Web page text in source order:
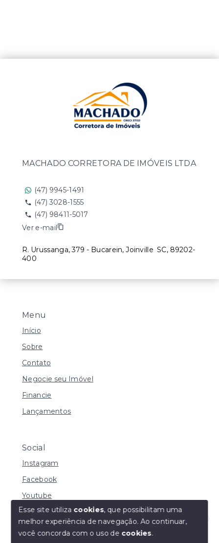
Olá! Estamos disponíveis para te ajudar.
Menu
Início
Sobre
Contato
Negocie seu Imóvel
Financie
Lançamentos
Social
Instagram
Facebook
Youtube
© Copyright 2026 - MACHADO CORRETORA DE
MACHADO CORRETORA DE IMÓVEIS LTDA
(47) 9945-1491
(47) 3028-1555
(47) 98411-5017
Ver e-mail
R. Urussanga, 379 - Bucarein, Joinville SC, 89202-
400
Esse site utiliza cookies, que possibilitam uma
melhor experiência de navegação.Ao continuar,
você concorda com o uso de cookies.